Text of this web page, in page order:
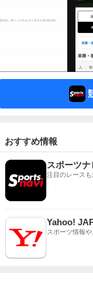
おすすめ情報
スポーツナ
注目のレース
Yahoo!
スポーツ情報